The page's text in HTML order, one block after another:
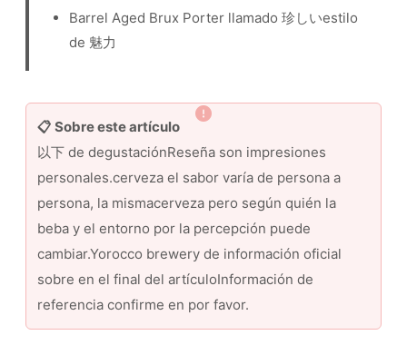
Barrel Aged Brux Porter llamado 珍しいestilo
de 魅力
📋 Sobre este artículo
以下 de degustaciónReseña son impresiones
personales.cerveza el sabor varía de persona a
persona, la mismacerveza pero según quién la
beba y el entorno por la percepción puede
cambiar.Yorocco brewery de información oficial
sobre en el final del artículoInformación de
referencia confirme en por favor.